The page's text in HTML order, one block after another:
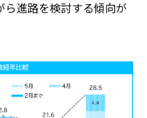
ら進路を検討する傾向が